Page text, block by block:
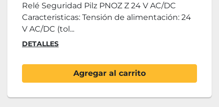
Relé Seguridad Pilz PNOZ Z 24 V AC/DC
Caracteristicas: Tensión de alimentación: 24
V AC/DC (tol...
DETALLES
Agregar al carrito